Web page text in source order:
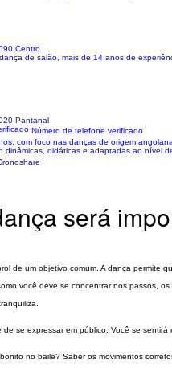
Centro
de salão, mais de 14 anos de
Pantanal
Número de telefone verificado
com foco nas danças de origem
didáticas e adaptadas ao nível
será
de um objetivo comum. A dança permite
você deve se concentrar nos passos,
se expressar em público. Você se
no baile? Saber os movimentos